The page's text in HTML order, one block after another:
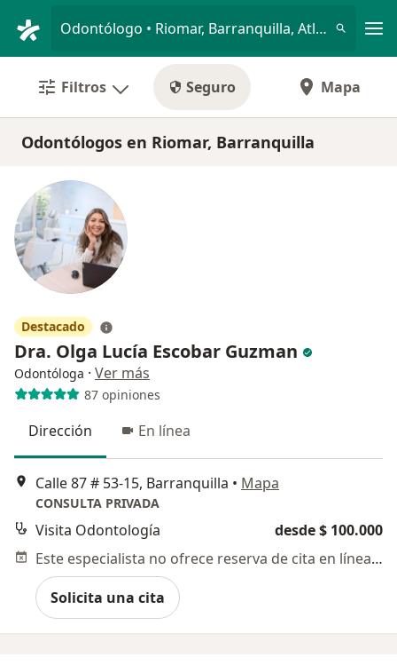
Odontólogo • Riomar, Barranquilla, Atlántico
Filtros Seguro Mapa
Odontólogos en Riomar, Barranquilla
Destacado
Dra. Olga Lucía Escobar Guzman
Odontóloga · Ver más
87 opiniones
Dirección En línea
Calle 87 # 53-15, Barranquilla • Mapa
CONSULTA PRIVADA
Visita Odontología
desde $ 100.000
Este especialista no ofrece reserva de cita en línea en esta dirección.
Solicita una cita